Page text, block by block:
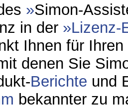
Simon-
in der
Lizenz-
Ihnen für
denen Sie
Berichte und
bekannter zu